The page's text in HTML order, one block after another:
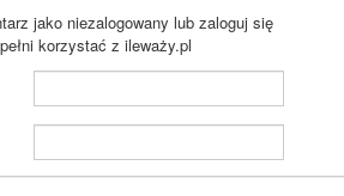
jako niezalogowany lub zaloguj się
korzystać z ileważy.pl